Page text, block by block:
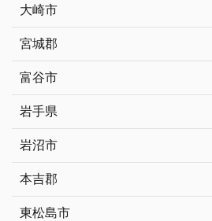
大崎市
宮城郡
富谷市
岩手県
岩沼市
本吉郡
東松島市